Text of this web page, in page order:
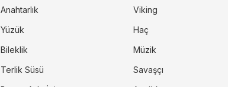
Anahtarlık
Yüzük
Bileklik
Terlik Süsü
Viking
Haç
Müzik
Savaşçı